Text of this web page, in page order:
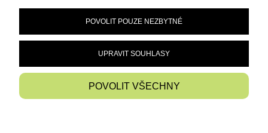
ČASTÉ DOTAZY
INFORMACE
POVOLIT POUZE NEZBYTNÉ
UPRAVIT SOUHLASY
POVOLIT VŠECHNY